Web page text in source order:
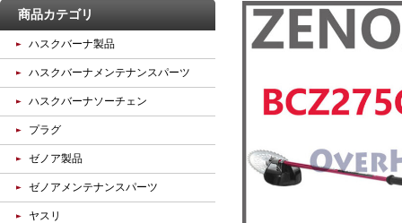
商品カテゴリ
ハスクバーナ製品
ハスクバーナメンテナンスパーツ
ハスクバーナソーチェン
プラグ
ゼノア製品
ゼノアメンテナンスパーツ
ヤスリ